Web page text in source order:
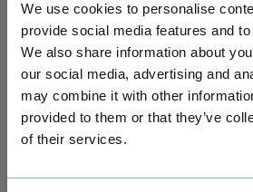
We use cookies to personalise
provide social media features and
We also share information about
our social media, advertising and
may combine it with other
provided to them or that they’ve
of their services.
CIRURGIA AO ESTRABISMO PEDIÁTRICO